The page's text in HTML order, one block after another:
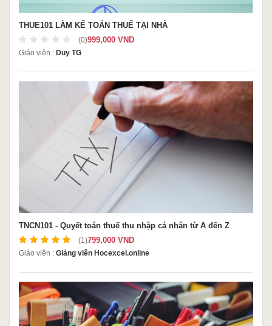
THUE101 LÀM KẾ TOÁN THUẾ TẠI NHÀ
(0)999,000 VND
Giáo viên : Duy TG
TNCN101 - Quyết toán thuế thu nhập cá nhân từ A đến Z
(1)799,000 VND
Giáo viên : Giảng viên Hocexcel.online